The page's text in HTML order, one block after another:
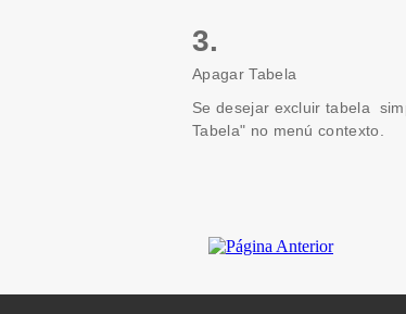
3.
Apagar Tabela
Se desejar excluir tabela
Tabela" no menú contexto.